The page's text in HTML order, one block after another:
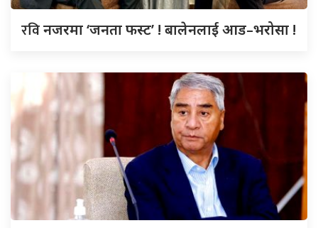
रविनजरमा ‘जनता फस्ट’ ! बालेनलाई आड–भरोसा !